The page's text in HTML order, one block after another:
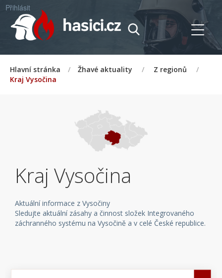
Přihlásit
Hlavní stránka / Žhavé aktuality / Z regionů
/
Kraj Vysočina
Kraj Vysočina
Aktuální informace z Vysočiny
Sledujte aktuální zásahy a činnost složek Integrovaného
záchranného systému na Vysočině a v celé České republice.